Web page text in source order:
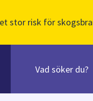
stor risk för
innehåll